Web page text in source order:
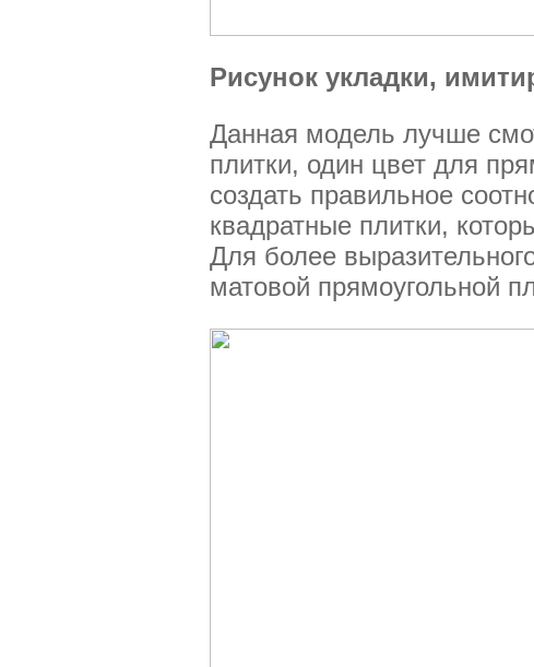
Рисунок укладки,
Данная модель лучше
плитки, один цвет для
создать правильное
квадратные плитки,
Для более
матовой прямоугольной